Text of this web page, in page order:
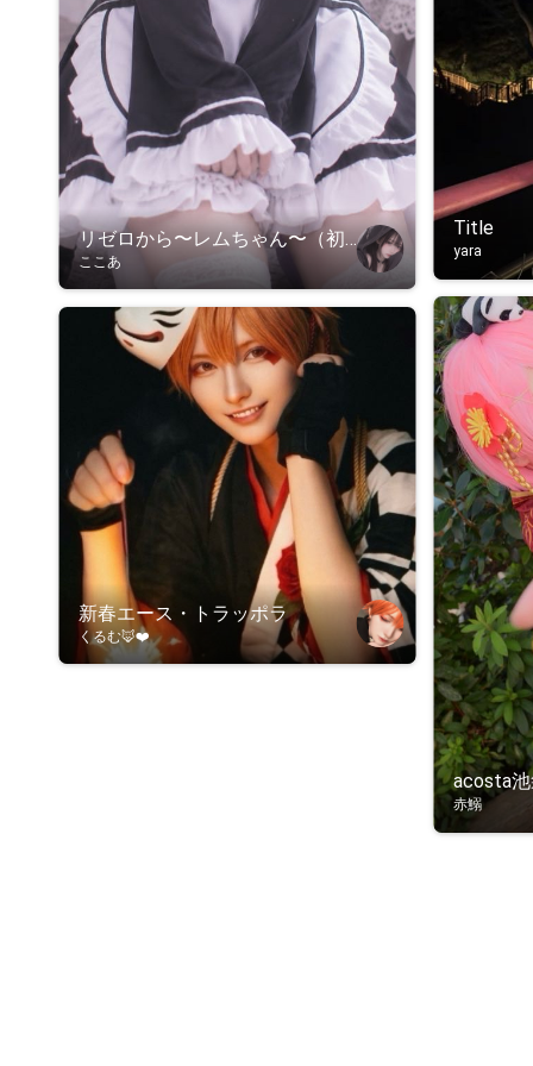
リゼロから〜レムちゃん〜（初投稿👉👈）
ここあ
Title
yara
acosta
赤鰯
新春エース・トラッポラ
くるむ🦊❤️